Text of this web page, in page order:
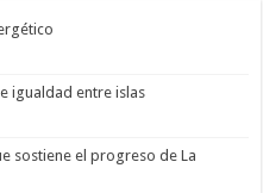
igualdad entre islas
sostiene el progreso de La